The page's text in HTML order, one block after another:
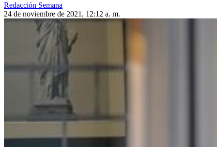
Redacción Semana
24 de noviembre de 2021, 12:12 a. m.